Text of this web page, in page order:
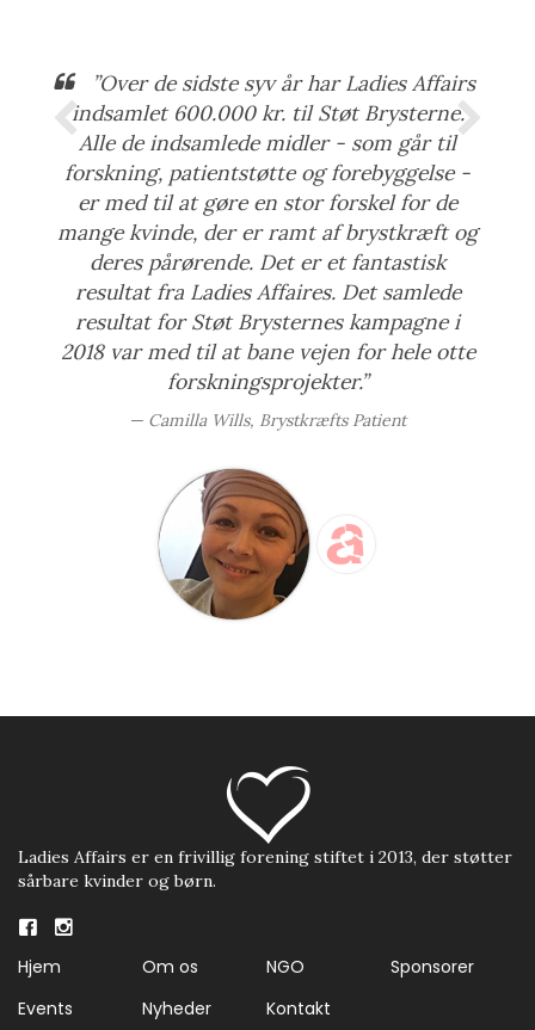
”Over de sidste syv år har Ladies Affairs
indsamlet 600.000 kr. til Støt Brysterne.
Alle de indsamlede midler - som går til
forskning, patientstøtte og forebyggelse -
er med til at gøre en stor forskel for de
mange kvinde, der er ramt af brystkræft og
deres pårørende. Det er et fantastisk
resultat fra Ladies Affaires. Det samlede
resultat for Støt Brysternes kampagne i
2018 var med til at bane vejen for hele otte
forskningsprojekter.”
Camilla Wills, Brystkræfts Patient
Ladies Affairs er en frivillig forening stiftet i 2013, der støtter
sårbare kvinder og børn.
Hjem Om os NGO
Sponsorer
Events
Nyheder Kontakt